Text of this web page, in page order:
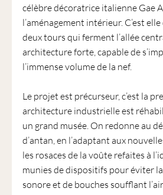
célèbre décoratrice italienne Gae
l’aménagement intérieur. C’est
deux tours qui ferment l’allée
architecture forte, capable de
l’immense volume de la nef.
Le projet est précurseur, c’est la
architecture industrielle est
un grand musée. On redonne au
d’antan, en l’adaptant aux
les rosaces de la voûte refaites à
munies de dispositifs pour éviter
sonore et de bouches soufflant